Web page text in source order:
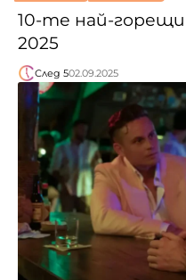
10-те най-
2025
След 502.09.2025